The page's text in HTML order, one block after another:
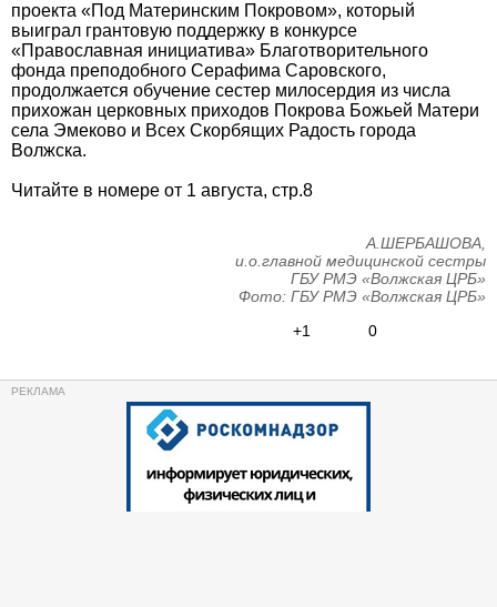
проекта «Под Материнским Покровом», который
выиграл грантовую поддержку в конкурсе
«Православная инициатива» Благотворительного
фонда преподобного Серафима Саровского,
продолжается обучение сестер милосердия из числа
прихожан церковных приходов Покрова Божьей Матери
села Эмеково и Всех Скорбящих Радость города
Волжска.
Читайте в номере от 1 августа, стр.8
А.ШЕРБАШОВА,
и.о.главной медицинской сестры
ГБУ РМЭ «Волжская ЦРБ»
Фото: ГБУ РМЭ «Волжская ЦРБ»
+1
0